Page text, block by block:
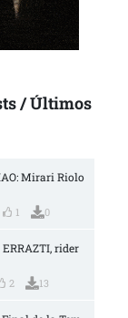
/ Últimos
Mirari Riolo
1 0
rider
2 13